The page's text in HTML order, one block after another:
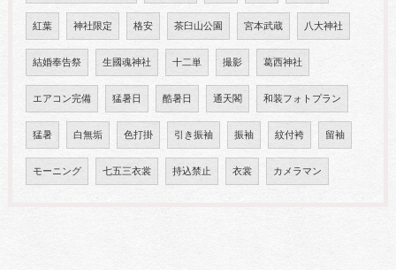
紅葉 神社限定 格安 茶臼山公園 宮本武蔵 八大神社
結婚奉告祭 生國魂神社 十二単 撮影 葛西神社
エアコン完備 猛暑日 酷暑日 通天閣 和装フォトプラン
猛暑 白無垢 色打掛 引き振袖 振袖 紋付袴 留袖
モーニング 七五三衣裳 持込禁止 衣裳 カメラマン